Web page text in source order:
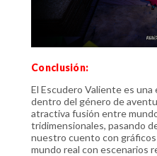
Conclusión:
El Escudero Valiente es
dentro del género de
atractiva fusión entre
tridimensionales, pasando
nuestro cuento con
mundo real con escenarios